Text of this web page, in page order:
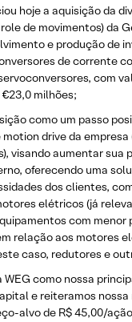
hoje a aquisição da
de movimentos) da
e produção de
de corrente
com
milhões;
como um passo
drive da empresa
visando aumentar sua
oferecendo uma
dos clientes,
elétricos (já
com
relação aos motores
caso, redutores e
WEG como nossa
e reiteramos
alvo de R$ 45,00/